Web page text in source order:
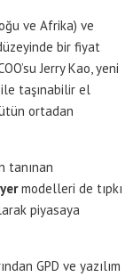
ve Afrika) ve
bir fiyat
Jerry Kao, yeni
ile taşınabilir el
ortadan
tanınan
modelleri de tıpkı
piyasaya
GPD ve yazılım